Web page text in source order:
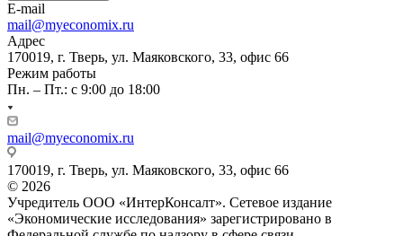
E-mail
mail@myeconomix.ru
Адрес
170019, г. Тверь, ул. Маяковского, 33, офис 66
Режим работы
Пн. – Пт.: с 9:00 до 18:00
mail@myeconomix.ru
170019, г. Тверь, ул. Маяковского, 33, офис 66
© 2026
Учредитель ООО «ИнтерКонсалт». Сетевое издание
«Экономические исследования» зарегистрировано в